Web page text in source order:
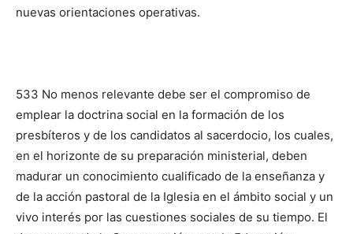
nuevas orientaciones operativas.
533 No menos relevante debe ser el compromi­so de
emplear la doctrina social en la formación de los
presbíteros y de los candidatos al sacerdocio, los cua­les,
en el horizonte de su prepa­ración ministerial, deben
madurar un conocimiento cualificado de la enseñanza y
de la acción pastoral de la Iglesia en el ámbito social y un
vivo interés por las cuestiones so­ciales de su tiempo. El